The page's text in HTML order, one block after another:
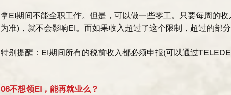
拿EI期间不能全职工作。但是，可以做一些零工。只要每周的
为准)，就不会影响EI。而如果收入超过了这个限制，超过的部分
特别提醒：EI期间所有的税前收入都必须申报(可以通过
06不想领EI，能再就业么？